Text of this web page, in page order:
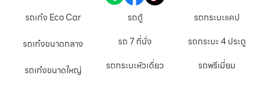
รถเก๋ง Eco Car
รถเก๋งขนาดกลาง
รถเก๋งขนาดใหญ่
รถตู้
รถ 7 ที่นั่ง
รถกระบะหัวเดี่ยว
รถกระบะแคป
รถกระบะ 4 ประตู
รถพรีเมี่ยม